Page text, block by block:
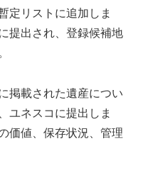
定リストに追加しま
提出され、登録候補地
掲載された遺産につい
ユネスコに提出しま
価値、保存状況、管理